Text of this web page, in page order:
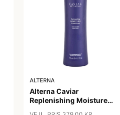
ALTERNA
Alterna Caviar
Replenishing Moisture